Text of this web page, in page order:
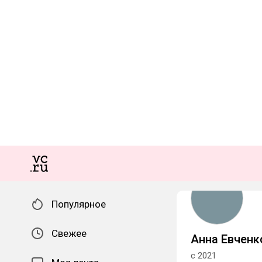
Популярное
Свежее Анна
с 2021